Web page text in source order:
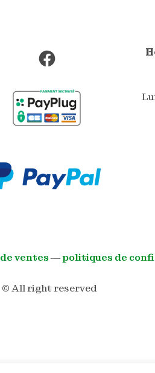
Facebook
ventes―politiques de
© All right reserved